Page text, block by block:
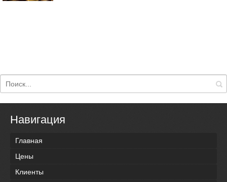
Навигация
Главная
Цены
Клиенты